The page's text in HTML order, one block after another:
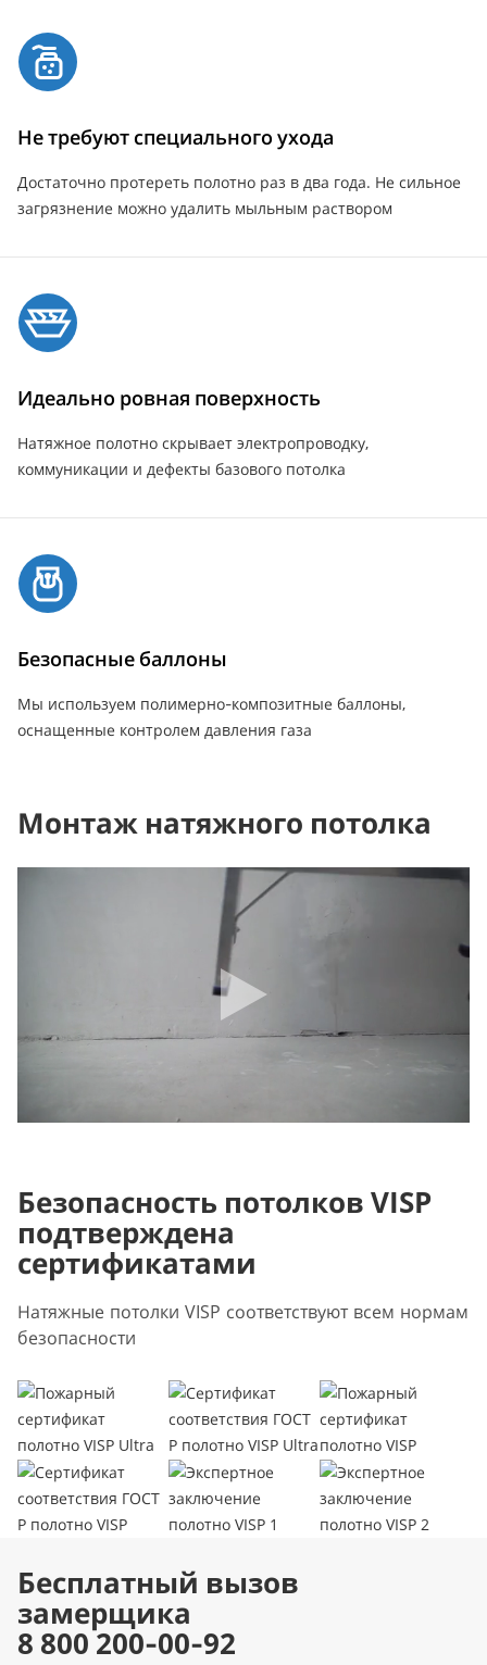
Не требуют специального ухода
Достаточно протереть полотно раз в два года. Не сильное
загрязнение можно удалить мыльным раствором
Идеально ровная поверхность
Натяжное полотно скрывает электропроводку,
коммуникации и дефекты базового потолка
Безопасные баллоны
Мы используем полимерно-композитные баллоны,
оснащенные контролем давления газа
Монтаж натяжного потолка
Безопасность потолков VISP
подтверждена
сертификатами
Натяжные потолки VISP соответствуют всем нормам
безопасности
Бесплатный вызов
замерщика
8 800 200-00-92